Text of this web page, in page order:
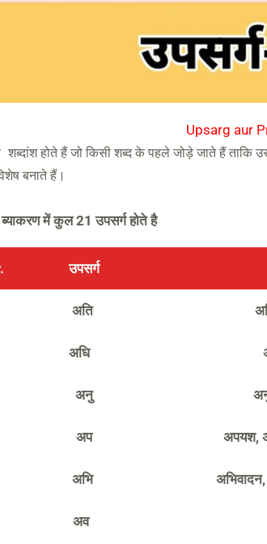
Upsarg aur
शब्दांश होते हैं जो किसी शब्द के पहले जोड़े जाते हैं
बनाते हैं।
में कुल 21 उपसर्ग होते है
उपसर्ग
अति
अधि
अनु
अप अपयश,
अभि
अव